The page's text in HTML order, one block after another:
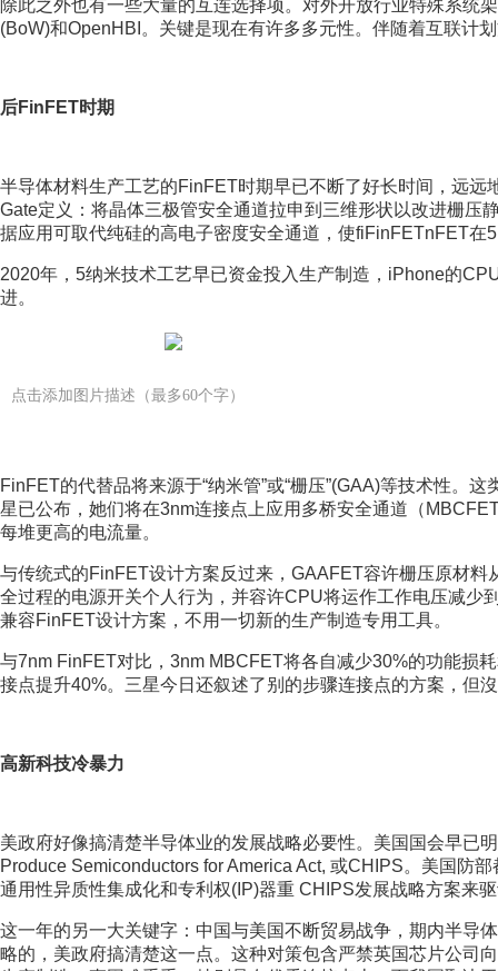
除此之外也有一些大量的互连选择项。对外开放行业特殊系
(BoW)和OpenHBI。关键是现在有许多多元性。伴随着互联计
后FinFET时期
半导体材料生产工艺的FinFET时期早已不断了好长时间，远
Gate定义：将晶体三极管安全通道拉申到三维形状以改进栅压
据应用可取代纯硅的高电子密度安全通道，使fiFinFETnFET在
2020年，5纳米技术工艺早已资金投入生产制造，iPhone的
进。
点击添加图片描述（最多60个字）
FinFET的代替品将来源于“纳米管”或“栅压”(GAA)等技术性。
星已公布，她们将在3nm连接点上应用多桥安全通道（
每堆更高的电流量。
与传统式的FinFET设计方案反过来，GAAFET容许栅压原材
全过程的电源开关个人行为，并容许CPU将运作工作电压减
兼容FinFET设计方案，不用一切新的生产制造专用工具。
与7nm FinFET对比，3nm MBCFET将各自减少30%的功能损
接点提升40%。三星今日还叙述了别的步骤连接点的方案，但
高新科技冷暴力
美政府好像搞清楚半导体业的发展战略必要性。美国国会早已
Produce Semiconductors for America Act, 或CHIPS。美国防
通用性异质性集成化和专利权(IP)器重 CHIPS发展战略方案来
这一年的另一大关键字：中国与美国不断贸易战争，期内半导
略的，美政府搞清楚这一点。这种对策包含严禁英国芯片公司